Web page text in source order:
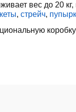
вес до 20 кг,
, стрейч,